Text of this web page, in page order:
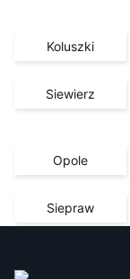
Koluszki
Siewierz
Opole
Siepraw